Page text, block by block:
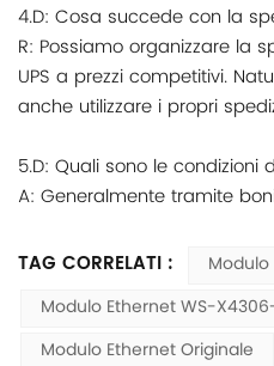
4.D: Cosa succede con la
R: Possiamo organizzare la
UPS a prezzi competitivi.
anche utilizzare i propri
5.D: Quali sono le condizioni
A: Generalmente tramite
TAG CORRELATI :
Modulo Ethernet WS-
Modulo Ethernet Originale